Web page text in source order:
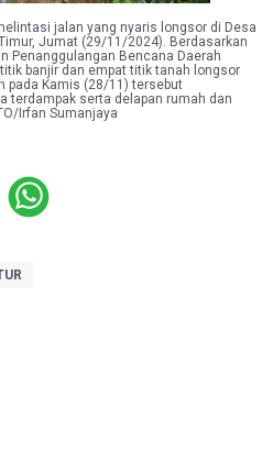
jalan yang nyaris longsor di Desa
Jumat (29/11/2024). Berdasarkan
Penanggulangan Bencana Daerah
banjir dan empat titik tanah longsor
pada Kamis (28/11) tersebut
terdampak serta delapan rumah dan
Irfan Sumanjaya